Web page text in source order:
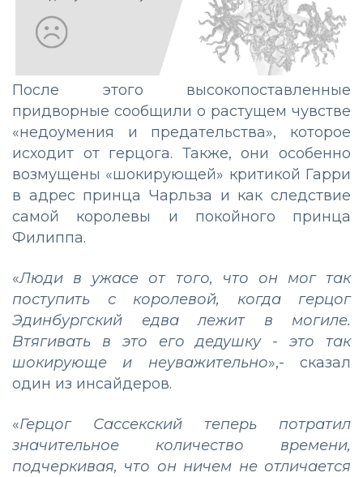
После этого высокопоставленные
придворные сообщили о растущем чувстве
«недоумения и предательства», которое
исходит от герцога. Также, они особенно
возмущены «шокирующей» критикой Гарри
в адрес принца Чарльза и как следствие
самой королевы и покойного принца
Филиппа.
«Люди в ужасе от того, что он мог так
поступить с королевой, когда герцог
Эдинбургский едва лежит в могиле.
Втягивать в это его дедушку - это так
шокирующе и неуважительно»,- сказал
один из инсайдеров.
«Герцог Сассекский теперь потратил
значительное количество времени,
подчеркивая, что он ничем не отличается